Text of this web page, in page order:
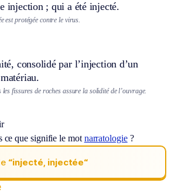
injection ; qui a été injecté.
est protégée contre le virus.
consolidé par l’injection d’un
les fissures de roches assure la solidité de l’ouvrage.
ce que signifie le mot narratologie?
“injecté, injectée“